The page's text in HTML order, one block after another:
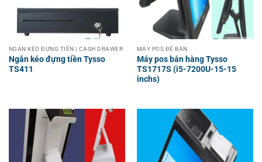
NGĂN KÉO ĐỰNG TIỀN | CASH DRAWER
Ngăn kéo đựng tiền Tysso
TS411
MÁY POS ĐỂ BÀN
Máy pos bán hàng Tysso
TS1717S (i5-7200U-15-15
inchs)